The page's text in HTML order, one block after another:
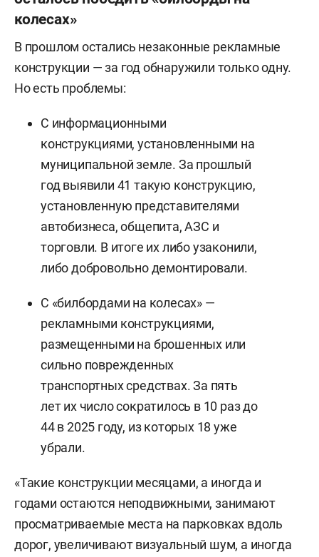
колесах»
В прошлом остались незаконные рекламные
конструкции — за год обнаружили только одну.
Но есть проблемы:
С информационными
конструкциями, установленными на
муниципальной земле. За прошлый
год выявили 41 такую конструкцию,
установленную представителями
автобизнеса, общепита, АЗС и
торговли. В итоге их либо узаконили,
либо добровольно демонтировали.
С «билбордами на колесах» —
рекламными конструкциями,
размещенными на брошенных или
сильно поврежденных
транспортных средствах. За пять
лет их число сократилось в 10 раз до
44 в 2025 году, из которых 18 уже
убрали.
«Такие конструкции месяцами, а иногда и
годами остаются неподвижными, занимают
просматриваемые места на парковках вдоль
дорог, увеличивают визуальный шум, а иногда